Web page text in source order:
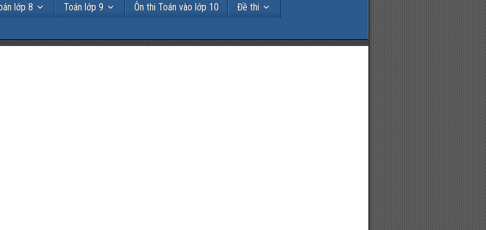
lớp 8 Toán lớp 9 Ôn thi Toán vào lớp 10
Đề thi